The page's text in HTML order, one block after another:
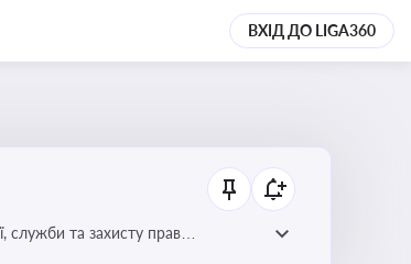
ВХІД ДО LIGA360
служби та захисту прав